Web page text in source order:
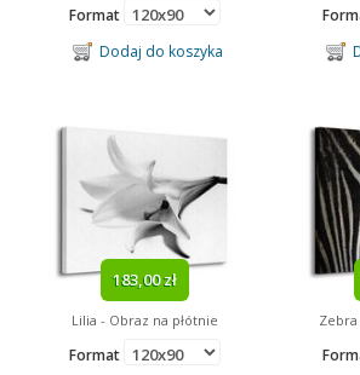
Format
Dodaj do koszyka
183,00 zł
Lilia - Obraz na płótnie
Format